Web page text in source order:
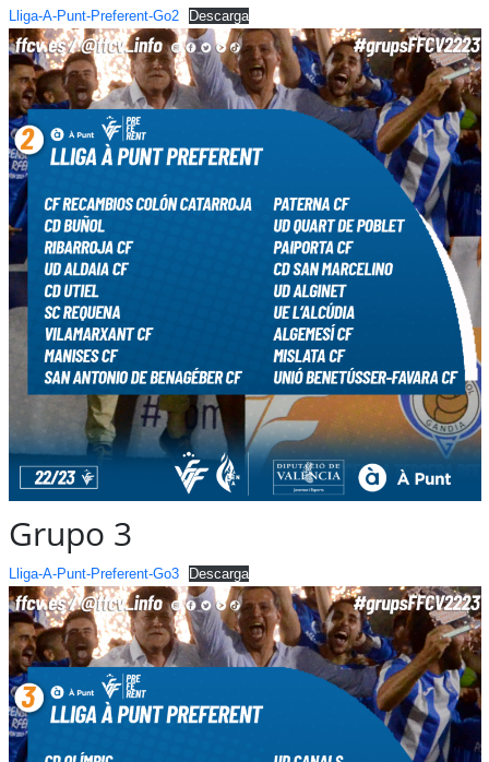
Lliga-A-Punt-Preferent-Go2 Descarga
Grupo 3
Lliga-A-Punt-Preferent-Go3 Descarga